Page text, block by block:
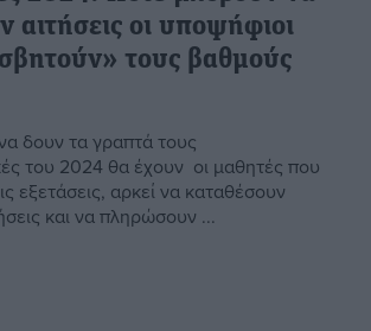
αιτήσεις οι υποψήφιοι
τους βαθμούς
δουν τα γραπτά τους
του 2024 θα έχουν οι μαθητές που
εξετάσεις, αρκεί να καταθέσουν
και να πληρώσουν ...